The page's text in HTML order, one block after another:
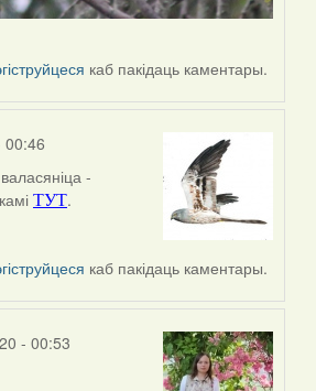
каб пакідаць каментары.
-
ТУТ.
каб пакідаць каментары.
- 00:53